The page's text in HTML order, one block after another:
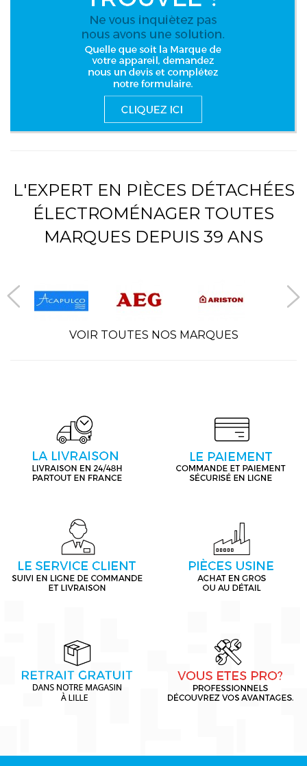
L'EXPERT EN PIÈCES DÉTACHÉES
ÉLECTROMÉNAGER TOUTES
MARQUES DEPUIS 39 ANS
VOIR TOUTES NOS MARQUES